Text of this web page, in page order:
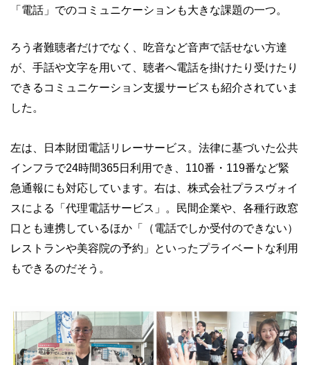
「電話」でのコミュニケーションも大きな課題の一つ。
ろう者難聴者だけでなく、吃音など音声で話せない方達
が、手話や文字を用いて、聴者へ電話を掛けたり受けたり
できるコミュニケーション支援サービスも紹介されていま
した。
左は、日本財団電話リレーサービス。法律に基づいた公共
インフラで24時間365日利用でき、110番・119番など緊
急通報にも対応しています。右は、株式会社プラスヴォイ
スによる「代理電話サービス」。民間企業や、各種行政窓
口とも連携しているほか「（電話でしか受付のできない）
レストランや美容院の予約」といったプライベートな利用
もできるのだそう。